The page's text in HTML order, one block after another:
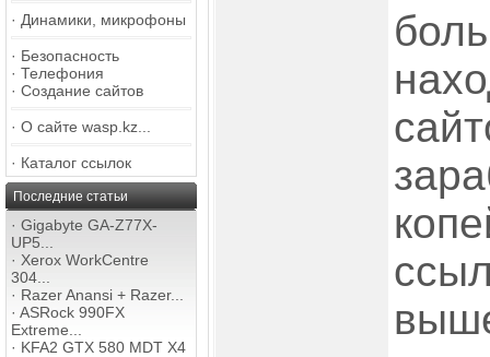
· Динамики, микрофоны
· Безопасность
· Телефония
· Создание сайтов
· О сайте wasp.kz...
· Каталог ссылок
Последние статьи
· Gigabyte GA-Z77X-
UP5...
· Xerox WorkCentre
304...
· Razer Anansi + Razer...
· ASRock 990FX
Extreme...
· KFA2 GTX 580 MDT X4